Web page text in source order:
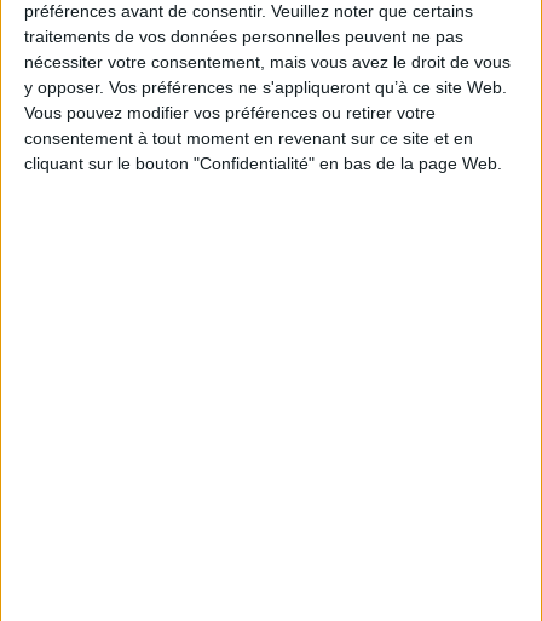
préférences avant de consentir. Veuillez noter que certains
traitements de vos données personnelles peuvent ne pas
nécessiter votre consentement, mais vous avez le droit de vous
y opposer. Vos préférences ne s'appliqueront qu’à ce site Web.
Vous pouvez modifier vos préférences ou retirer votre
consentement à tout moment en revenant sur ce site et en
cliquant sur le bouton "Confidentialité" en bas de la page Web.
SHORT THIRD 25/26
ADULTE